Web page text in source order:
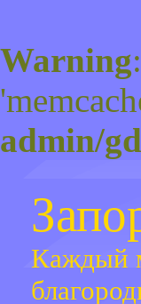
Warning
admin/
Каждый